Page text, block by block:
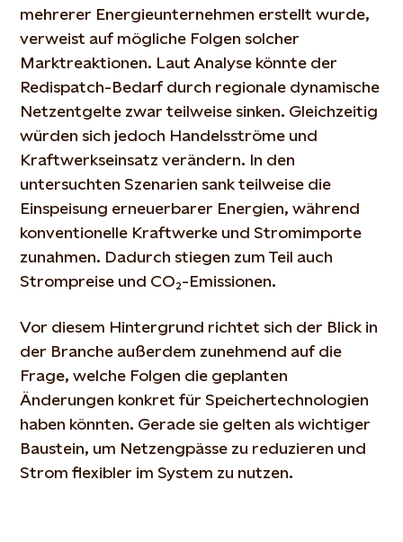
mehrerer Energieunternehmen erstellt wurde,
verweist auf mögliche Folgen solcher
Marktreaktionen. Laut Analyse könnte der
Redispatch-Bedarf durch regionale dynamische
Netzentgelte zwar teilweise sinken. Gleichzeitig
würden sich jedoch Handelsströme und
Kraftwerkseinsatz verändern. In den
untersuchten Szenarien sank teilweise die
Einspeisung erneuerbarer Energien, während
konventionelle Kraftwerke und Stromimporte
zunahmen. Dadurch stiegen zum Teil auch
Strompreise und CO₂-Emissionen.
Vor diesem Hintergrund richtet sich der Blick in
der Branche außerdem zunehmend auf die
Frage, welche Folgen die geplanten
Änderungen konkret für Speichertechnologien
haben könnten. Gerade sie gelten als wichtiger
Baustein, um Netzengpässe zu reduzieren und
Strom flexibler im System zu nutzen.